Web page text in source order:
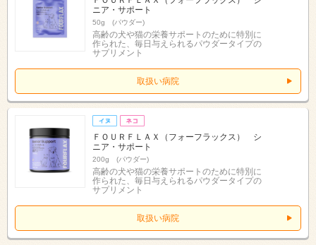
ニア・サポート
50g (パウダー)
高齢の犬や猫の栄養サポートのために特別に
作られた、毎日与えられるパウダータイプの
サプリメント
取扱い病院
ＦＯＵＲＦＬＡＸ（フォーフラックス） シ
ニア・サポート
200g (パウダー)
高齢の犬や猫の栄養サポートのために特別に
作られた、毎日与えられるパウダータイプの
サプリメント
取扱い病院